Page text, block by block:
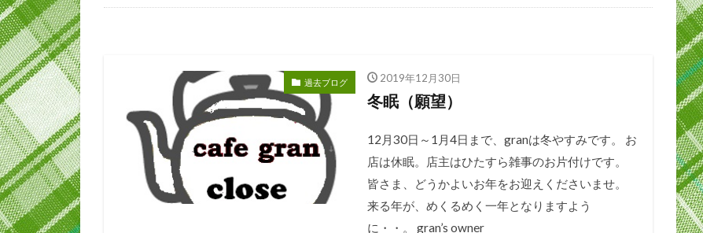
過去ブログ 2019年12月30日
冬眠（願望）
12月30日～1月4日まで、granは冬やすみです。 お
店は休眠。店主はひたすら雑事のお片付けです。
皆さま、どうかよいお年をお迎えくださいませ。
来る年が、めくるめく一年となりますよう
に・・。 gran’s owner